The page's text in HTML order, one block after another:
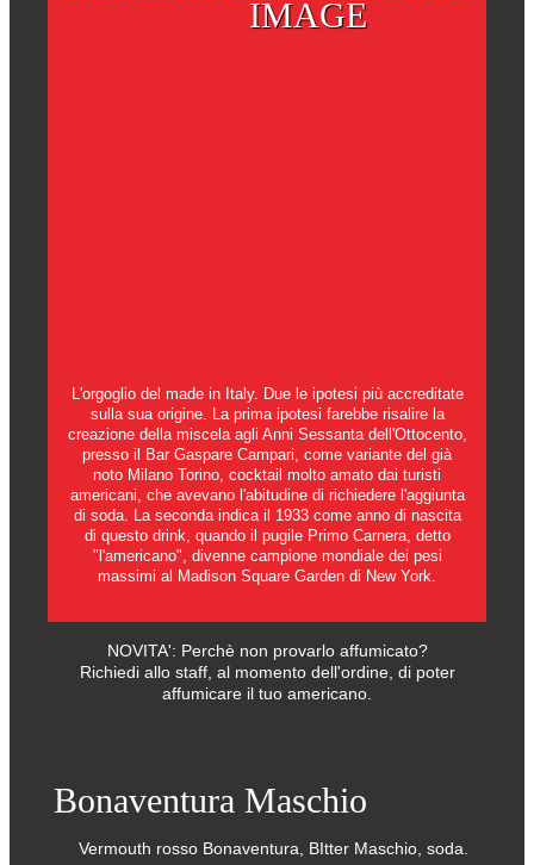
L'orgoglio del made in Italy. Due le ipotesi più accreditate
sulla sua origine. La prima ipotesi farebbe risalire la
creazione della miscela agli Anni Sessanta dell'Ottocento,
presso il Bar Gaspare Campari, come variante del già
noto Milano Torino, cocktail molto amato dai turisti
americani, che avevano l'abitudine di richiedere l'aggiunta
di soda. La seconda indica il 1933 come anno di nascita
di questo drink, quando il pugile Primo Carnera, detto
"l'americano", divenne campione mondiale dei pesi
massimi al Madison Square Garden di New York.
NOVITA': Perchè non provarlo affumicato?
Richiedi allo staff, al momento dell'ordine, di poter
affumicare il tuo americano.
Bonaventura Maschio
Vermouth rosso Bonaventura, BItter Maschio, soda.